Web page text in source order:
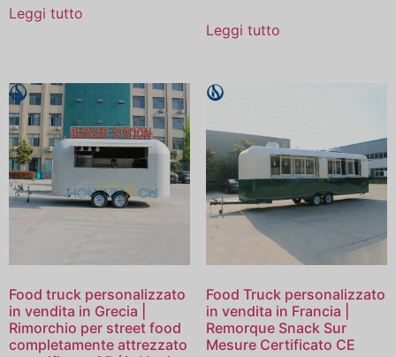
Leggi tutto
Leggi tutto
Food truck personalizzato
in vendita in Grecia |
Rimorchio per street food
completamente attrezzato
Food Truck personalizzato
in vendita in Francia |
Remorque Snack Sur
Mesure Certificato CE